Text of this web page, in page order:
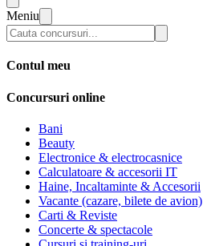
Meniu
Contul meu
Concursuri online
Bani
Beauty
Electronice & electrocasnice
Calculatoare & accesorii IT
Haine, Incaltaminte & Accesorii
Vacante (cazare, bilete de avion)
Carti & Reviste
Concerte & spectacole